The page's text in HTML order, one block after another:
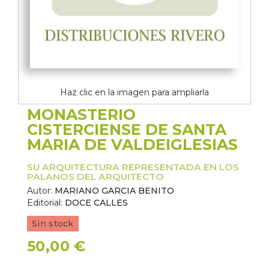
Haz clic en la imagen para ampliarla
MONASTERIO
CISTERCIENSE DE SANTA
MARIA DE VALDEIGLESIAS
SU ARQUITECTURA REPRESENTADA EN LOS
PALANOS DEL ARQUITECTO
Autor: MARIANO GARCIA BENITO
Editorial: DOCE CALLES
Sin stock
50,00 €